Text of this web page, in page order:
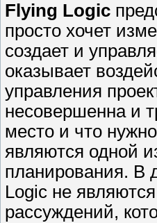
Flying Logic
просто хочет
создает и
оказывает
управления
несовершенна и
место и что
являются одной
планирования. В
Logic не
рассуждений,